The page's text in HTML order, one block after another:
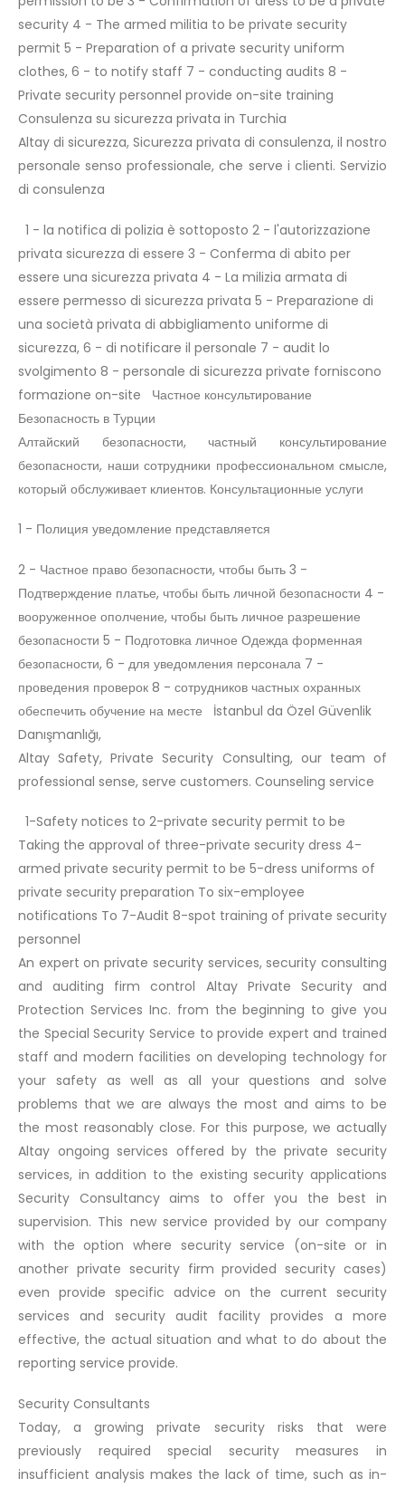
security 4 - The armed militia to be private security
permit 5 - Preparation of a private security uniform
clothes, 6 - to notify staff 7 - conducting audits 8 -
Private security personnel provide on-site training
Consulenza su sicurezza privata in Turchia
Altay di sicurezza, Sicurezza privata di consulenza, il nostro
personale senso professionale, che serve i clienti. Servizio
di consulenza
1 - la notifica di polizia è sottoposto 2 - l'autorizzazione
privata sicurezza di essere 3 - Conferma di abito per
essere una sicurezza privata 4 - La milizia armata di
essere permesso di sicurezza privata 5 - Preparazione di
una società privata di abbigliamento uniforme di
sicurezza, 6 - di notificare il personale 7 - audit lo
svolgimento 8 - personale di sicurezza private forniscono
formazione on-site Частное консультирование
Безопасность в Турции
Алтайский безопасности, частный консультирование
безопасности, наши сотрудники профессиональном смысле,
который обслуживает клиентов. Консультационные услуги
1 - Полиция уведомление представляется
2 - Частное право безопасности, чтобы быть 3 -
Подтверждение платье, чтобы быть личной безопасности 4 -
вооруженное ополчение, чтобы быть личное разрешение
безопасности 5 - Подготовка личное Одежда форменная
безопасности, 6 - для уведомления персонала 7 -
проведения проверок 8 - сотрудников частных охранных
обеспечить обучение на месте İstanbul da Özel Güvenlik
Danışmanlığı,
Altay Safety, Private Security Consulting, our team of
professional sense, serve customers. Counseling service
1-Safety notices to 2-private security permit to be
Taking the approval of three-private security dress 4-
armed private security permit to be 5-dress uniforms of
private security preparation To six-employee
notifications To 7-Audit 8-spot training of private security
personnel
An expert on private security services, security consulting
and auditing firm control Altay Private Security and
Protection Services Inc. from the beginning to give you
the Special Security Service to provide expert and trained
staff and modern facilities on developing technology for
your safety as well as all your questions and solve
problems that we are always the most and aims to be
the most reasonably close. For this purpose, we actually
Altay ongoing services offered by the private security
services, in addition to the existing security applications
Security Consultancy aims to offer you the best in
supervision. This new service provided by our company
with the option where security service (on-site or in
another private security firm provided security cases)
even provide specific advice on the current security
services and security audit facility provides a more
effective, the actual situation and what to do about the
reporting service provide.
Security Consultants
Today, a growing private security risks that were
previously required special security measures in
insufficient analysis makes the lack of time, such as in-